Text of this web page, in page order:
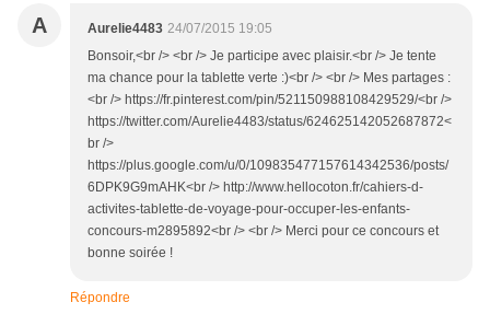
A Aurelie4483 24/07/2015 19:05
Bonsoir,<br /> <br /> Je participe avec plaisir.<br /> Je tente
ma chance pour la tablette verte :)<br /> <br /> Mes partages :
<br /> https://fr.pinterest.com/pin/521150988108429529/<br />
https://twitter.com/Aurelie4483/status/624625142052687872<
br />
https://plus.google.com/u/0/109835477157614342536/posts/
6DPK9G9mAHK<br /> http://www.hellocoton.fr/cahiers-d-
activites-tablette-de-voyage-pour-occuper-les-enfants-
concours-m2895892<br /> <br /> Merci pour ce concours et
bonne soirée !
Répondre